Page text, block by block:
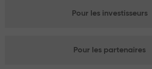
Pour les investisseurs
Pour les partenaires